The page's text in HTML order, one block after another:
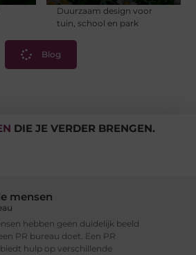
Duurzaam design voor
tuin, school en park
Blog
DIE JE VERDER BRENGEN.
mensen
hebben geen duidelijk beeld
PR bureau doet. Een PR
hulp op verschillende